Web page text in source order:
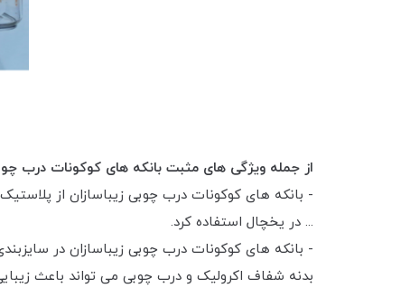
از جمله ویژگی های مثبت بانکه های کوکونات درب
- بانکه های کوکونات درب چوبی زیباسازان از
... در یخچال استفاده کرد.
- بانکه های کوکونات درب چوبی زیباسازان در
بدنه شفاف اکرولیک و درب چوبی می تواند باعث